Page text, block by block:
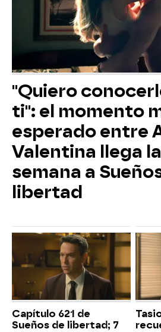
"Quiero
ti": el momento
esperado entre
Valentina llega
semana a
libertad
Capítulo 621 de
Sueños de libertad; 7